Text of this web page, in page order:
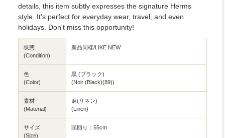
details, this item subtly expresses the signature Herms
style. It's perfect for everyday wear, travel, and even
holidays. Don't miss this opportunity!
状態
(Condition)
新品同様/LIKE NEW
色
(Color)
黒 (ブラック)
(Noir (Black)(89))
素材
(Material)
麻(リネン)
(Linen)
サイズ
(Size)
頭回り：55cm